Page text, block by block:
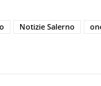
Notizie Salerno